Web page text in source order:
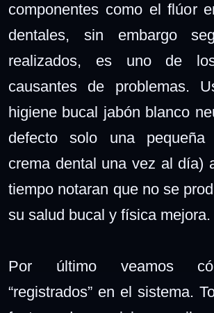
componentes como el flúor
dentales, sin embargo
realizados, es uno de
causantes de problemas.
higiene bucal jabón blanco
defecto solo una pequeña
crema dental una vez al día)
tiempo notaran que no se
su salud bucal y física mejora.
Por último veamos
“registrados” en el sistema.